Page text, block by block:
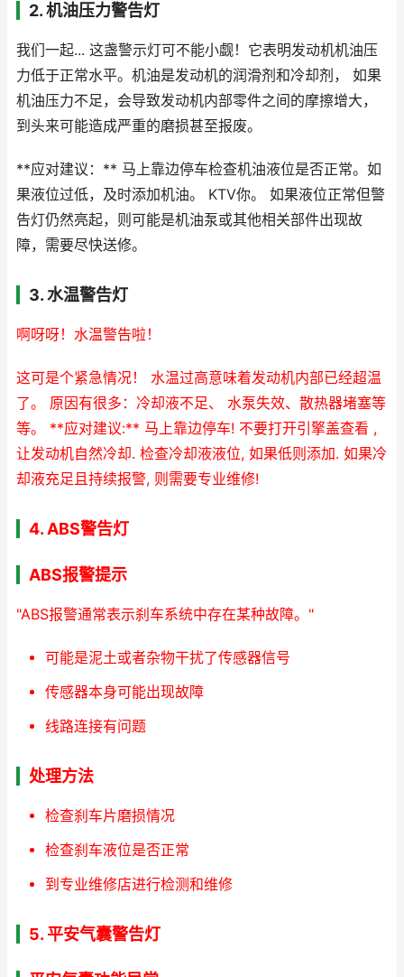
2. 机油压力警告灯
我们一起... 这盏警示灯可不能小觑！它表明发动机机油压
力低于正常水平。机油是发动机的润滑剂和冷却剂， 如果
机油压力不足，会导致发动机内部零件之间的摩擦增大，
到头来可能造成严重的磨损甚至报废。
**应对建议：** 马上靠边停车检查机油液位是否正常。如
果液位过低，及时添加机油。 KTV你。 如果液位正常但警
告灯仍然亮起，则可能是机油泵或其他相关部件出现故
障，需要尽快送修。
3. 水温警告灯
啊呀呀！ 水温警告啦！
这可是个紧急情况！ 水温过高意味着发动机内部已经超温
了。
原因有很多：冷却液不足、 水泵失效、散热器堵塞等
等。 **应对建议:** 马上靠边停车! 不要打开引擎盖查看 ,
让发动机自然冷却. 检查冷却液液位, 如果低则添加. 如果冷
却液充足且持续报警, 则需要专业维修!
4. ABS警告灯
ABS报警提示
"ABS报警通常表示刹车系统中存在某种故障。"
可能是泥土或者杂物干扰了传感器信号
传感器本身可能出现故障
线路连接有问题
处理方法
检查刹车片磨损情况
检查刹车液位是否正常
到专业维修店进行检测和维修
5. 平安气囊警告灯